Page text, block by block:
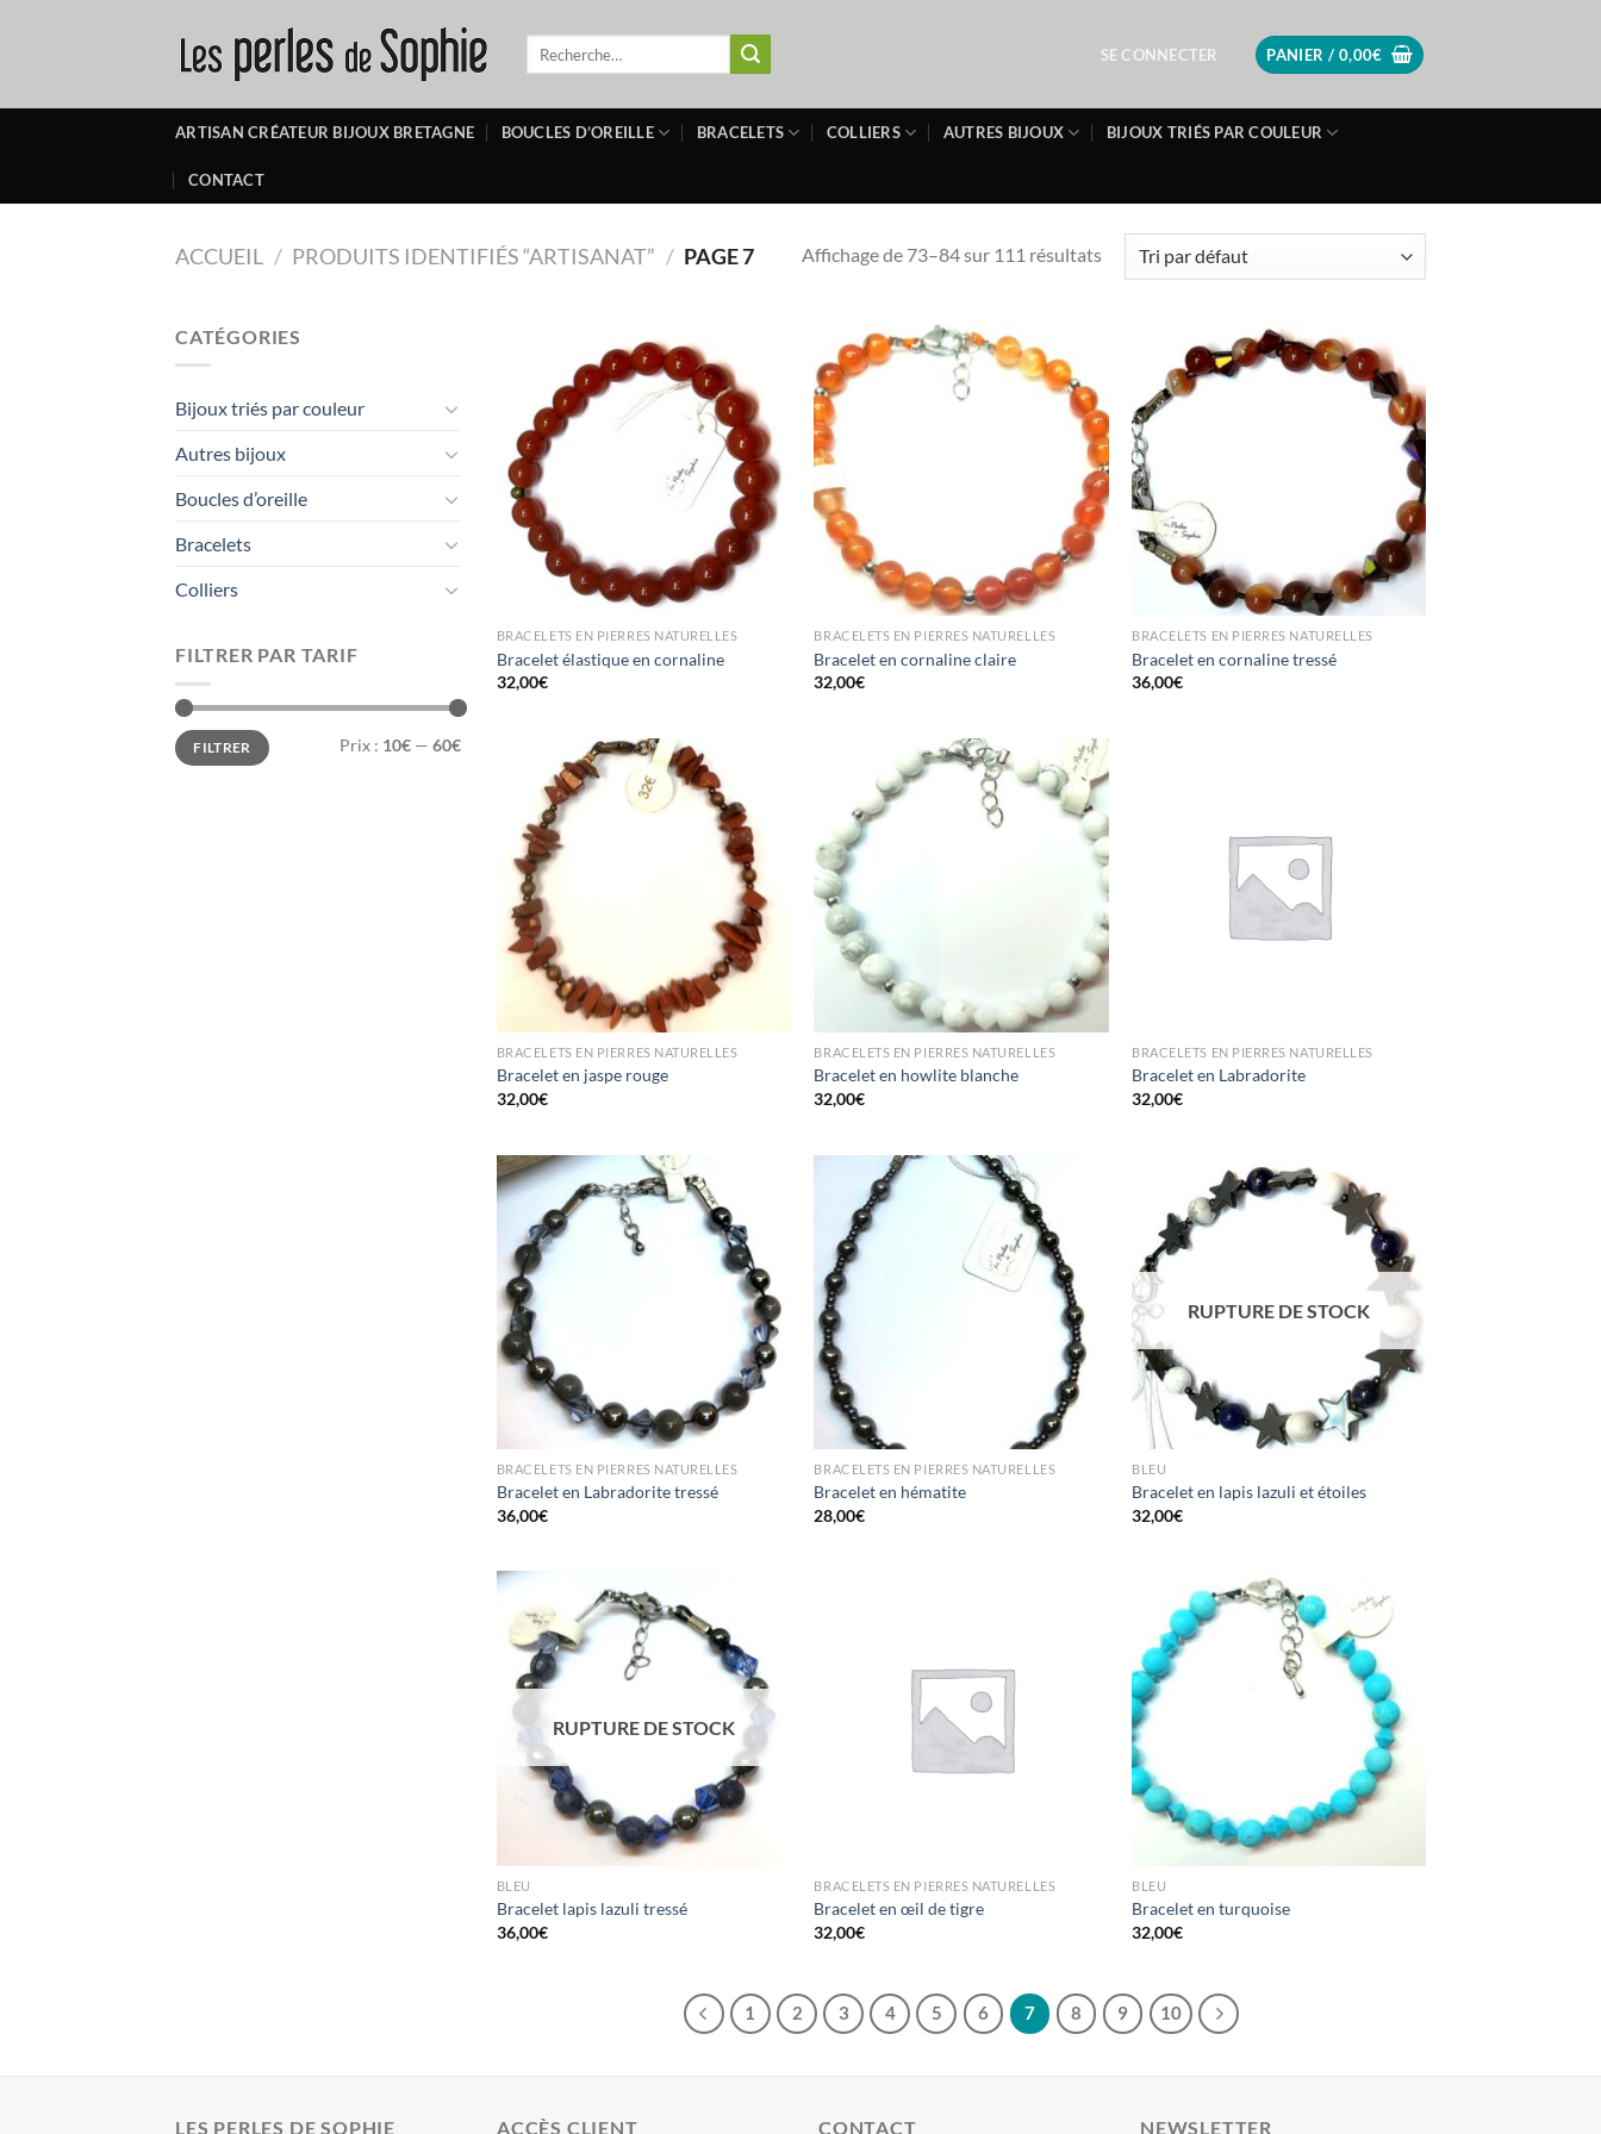
SE CONNECTER PANIER / 0,00€
ARTISAN CRÉATEUR BIJOUX BRETAGNE BOUCLES D’OREILLE BRACELETS COLLIERS AUTRES BIJOUX BIJOUX TRIÉS PAR COULEUR
CONTACT
ACCUEIL / PRODUITS IDENTIFIÉS “ARTISANAT” / PAGE 7 Affichage de 73–84 sur 111 résultats
CATÉGORIES
Bijoux triés par couleur
Autres bijoux
Boucles d’oreille
Bracelets
Colliers
FILTRER PAR TARIF
Prix
min
Prix
maxFILTRER Prix : 10€ — 60€
BRACELETS EN PIERRES NATURELLES
Bracelet élastique en cornaline
32,00€
BRACELETS EN PIERRES NATURELLES
Bracelet en cornaline claire
32,00€
BRACELETS EN PIERRES NATURELLES
Bracelet en cornaline tressé
36,00€
BRACELETS EN PIERRES NATURELLES
Bracelet en jaspe rouge
32,00€
BRACELETS EN PIERRES NATURELLES
Bracelet en howlite blanche
32,00€
BRACELETS EN PIERRES NATURELLES
Bracelet en Labradorite
32,00€
BRACELETS EN PIERRES NATURELLES
Bracelet en Labradorite tressé
36,00€
BRACELETS EN PIERRES NATURELLES
Bracelet en hématite
28,00€
RUPTURE DE STOCK
BLEU
Bracelet en lapis lazuli et étoiles
32,00€
RUPTURE DE STOCK
BLEU
Bracelet lapis lazuli tressé
36,00€
BRACELETS EN PIERRES NATURELLES
Bracelet en œil de tigre
32,00€
BLEU
Bracelet en turquoise
32,00€
1 2 3 4 5 6 7 8 9 10
LES PERLES DE SOPHIE ACCÈS CLIENT CONTACT NEWSLETTER